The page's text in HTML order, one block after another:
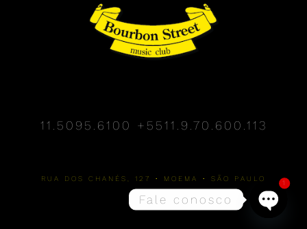
11.5095.6100 +5511.9.70.600.113
RUA DOS CHANÉS, 127 • MOEMA • SÃO PAULO
Fale conosco
1